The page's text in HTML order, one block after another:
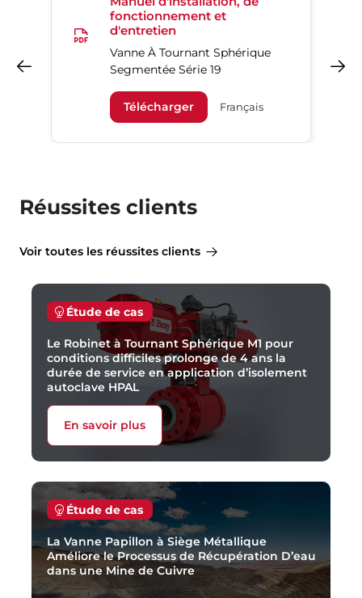
fonctionnement et
d'entretien
Vanne À Tournant Sphérique
Segmentée Série 19
Télécharger Français
Précédent Suivant
Réussites clients
Voir toutes les réussites clients
Étude de cas
Le Robinet à Tournant Sphérique M1 pour
conditions difficiles prolonge de 4 ans la
durée de service en application d’isolement
autoclave HPAL
En savoir plus
Étude de cas
La Vanne Papillon à Siège Métallique
Améliore le Processus de Récupération D’eau
dans une Mine de Cuivre